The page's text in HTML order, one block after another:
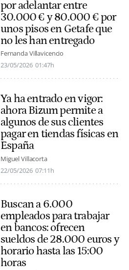
por adelantar entre
30.000 € y 80.000 € por
unos pisos en Getafe que
no les han entregado
Fernanda Villavicencio
23/05/2026 01:47h
Ya ha entrado en vigor:
ahora Bizum permite a
algunos de sus clientes
pagar en tiendas físicas en
España
Miguel Villacorta
22/05/2026 07:11h
Buscan a 6.000
empleados para trabajar
en bancos: ofrecen
sueldos de 28.000 euros y
horario hasta las 15:00
horas